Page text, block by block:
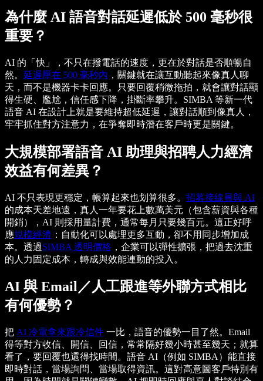
為什麼 AI 語音對話延遲低於 500 毫秒很
重要？
AI 的「快」，不只在撥電話的速度，更在於對話是否順暢自
然。 延遲壓在 500 毫秒內 ，關鍵就在讓互動聽起來像真人聊
天，而不是機器卡卡回應。只要回覆稍微拖拍，就會讓對話顯
得生硬、尷尬，信任感下降，掛斷率攀升。SIMBA 等新一代
語音 AI 在設計上就是要維持超低延遲，讓對話順到像真人，
牢牢抓住對方注意力，在爭奪即時潛在客戶時更是關鍵。
大規模部署語音 AI 助理與招聘人力經濟
效益有何差異？
AI 不只表現更穩定，帳算起來也划算很多。 招募接線員與 AI
的成本天差地遠，真人一年要花上數萬美元（包含薪資與各種
開銷），AI 則採用量計費，通常每月只要幾百元。這正好呼
應規模經濟 ：自動化可以處理更多互動，卻不用同步增加成
本。透過SIMBA 透明價格 ，企業可以彈性擴張，把過去沈重
的人力固定成本，轉成與效能連動的投入。
AI 與 Email／人工跟進等外聯方式相比
有何優勢？
把 AI 冷電拿來跟冷信件 一比，語音的優勢一目了然。Email
得等對方收信、開信、回信，常常隔好幾小時甚至幾天；就算
看了，要回覆也還得找時間。語音 AI（例如 SIMBA）能直接
即時對話，當場詢問、當場取得資訊。這對高意圖客戶特別有